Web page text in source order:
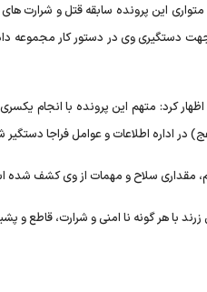
این پرونده سابقه قتل و شرارت های
دستگیری وی در دستور کار مجموعه
کرد: متهم این پرونده با انجام
در اداره اطلاعات و عوامل فراجا
مقداری سلاح و مهمات از وی کشف شده
با هر گونه نا امنی و شرارت، قاطع و